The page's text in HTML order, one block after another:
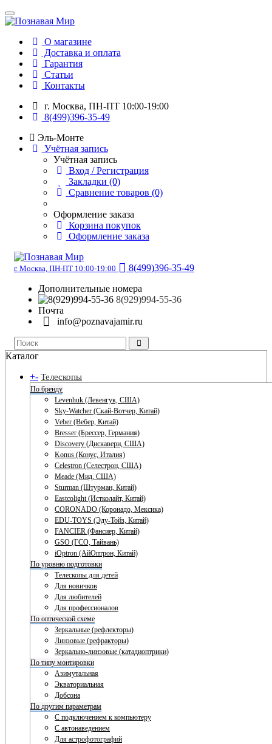
О магазине
Доставка и оплата
Гарантия
Статьи
Контакты
г. Москва, ПН-ПТ 10:00-19:00
8(499)396-35-49
Эль-Монте
Учётная запись
Учётная запись
Вход / Регистрация
Закладки (0)
Сравнение товаров (0)
Оформление заказа
Корзина покупок
Оформление заказа
г. Москва, ПН-ПТ 10:00-19:00
8(499)396-35-49
Дополнительные номера
8(929)994-55-36
Почта
info@poznavajamir.ru
Каталог
+- Телескопы
По бренду
Levenhuk (Левенгук, США)
Sky-Watcher (Скай-Вотчер, Китай)
Veber (Вебер, Китай)
Bresser (Брессер, Германия)
Discovery (Дискавери, США)
Konus (Конус, Италия)
Celestron (Селестрон, США)
Meade (Мид, США)
Sturman (Штурман, Китай)
Eastcolight (Истколайт, Китай)
CORONADO (Коронадо, Мексика)
EDU-TOYS (Эду-Тойз, Китай)
FANCIER (Фансиер, Китай)
GSO (ГСО, Тайвань)
iOptron (АйОптрон, Китай)
По уровню подготовки
Телескопы для детей
Для новичков
Для любителей
Для профессионалов
По оптической схеме
Зеркальные (рефлекторы)
Линзовые (рефракторы)
Зеркально-линзовые (катадиоптрики)
По типу монтировки
Азимутальная
Экваториальная
Добсона
По другим параметрам
С подключением к компьютеру
С автонаведением
Для астрофотографий